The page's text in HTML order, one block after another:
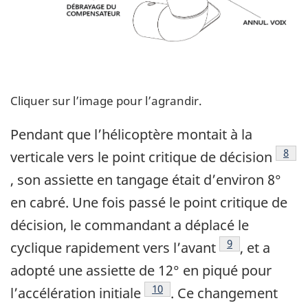
Cliquer sur l’image pour l’agrandir.
Pendant que l’hélicoptère montait à la
verticale vers le point critique de décision
8
, son assiette en tangage était d’environ 8°
en cabré. Une fois passé le point critique de
décision, le commandant a déplacé le
cyclique rapidement vers l’avant
Footnote
9 , et a
adopté une assiette de 12° en piqué pour
l’accélération initiale
Footnote
10 . Ce changement